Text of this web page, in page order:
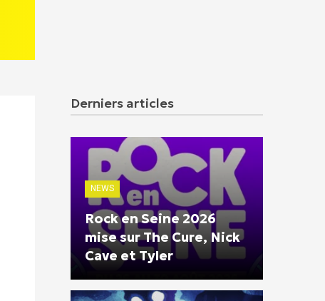
Derniers articles
NEWS
Rock en Seine 2026
mise sur The Cure, Nick
Cave et Tyler